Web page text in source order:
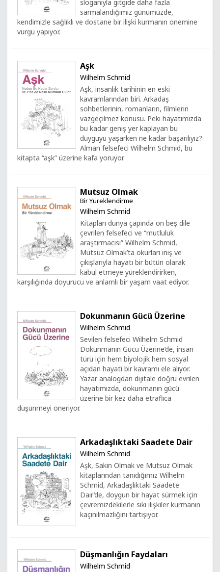
sloganıyla gitgide daha fazla
sarmalandığımız günümüzde,
kendimizle sağlıklı ve dostane bir ilişki kurmanın önemine
vurgu yapıyor.
Aşk
Wilhelm Schmid
Aşk, insanlık tarihinin en eski
kavramlarından biri. Arkadaş
sohbetlerinin, romanların, filmlerin
vazgeçilmez konusu. Peki hayatımızda
bu kadar geniş yer kaplayan bu
duyguyu yaşarken ne kadar başarılıyız?
Alman felsefeci Wilhelm Schmid, bu
kitapta “aşk” üzerine kafa yoruyor.
Mutsuz Olmak
Bir Yüreklendirme
Wilhelm Schmid
Kitapları dünya çapında on beş dile
çevrilen felsefeci ve “mutluluk
araştırmacısı” Wilhelm Schmid,
Mutsuz Olmak’ta okurları iniş ve
çıkışlarıyla hayatı bir bütün olarak
kabul etmeye yüreklendirirken,
karşılığında doyurucu ve anlamlı bir yaşam vaat ediyor.
Dokunmanın Gücü Üzerine
Wilhelm Schmid
Sevilen felsefeci Wilhelm Schmid
Dokunmanın Gücü Üzerine’de, insan
türü için hem biyolojik hem sosyal
açıdan hayati bir kavramı ele alıyor.
Yazar analogdan dijitale doğru evrilen
hayatımızda, dokunmanın gücü
üzerine bir kez daha etraflıca
düşünmeyi öneriyor.
Arkadaşlıktaki Saadete Dair
Wilhelm Schmid
Aşk, Sakin Olmak ve Mutsuz Olmak
kitaplarından tanıdığımız Wilhelm
Schmid, Arkadaşlıktaki Saadete
Dair’de, doygun bir hayat sürmek için
çevremizdekilerle sıkı ilişkiler kurmanın
kaçınılmazlığını tartışıyor.
Düşmanlığın Faydaları
Wilhelm Schmid